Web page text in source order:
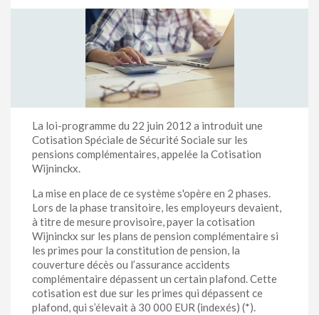
La loi-programme du 22 juin 2012 a introduit une
Cotisation Spéciale de Sécurité Sociale sur les
pensions complémentaires, appelée la Cotisation
Wijninckx.
La mise en place de ce système s'opère en 2 phases.
Lors de la phase transitoire, les employeurs devaient,
à titre de mesure provisoire, payer la cotisation
Wijninckx sur les plans de pension complémentaire si
les primes pour la constitution de pension, la
couverture décès ou l’assurance accidents
complémentaire dépassent un certain plafond. Cette
cotisation est due sur les primes qui dépassent ce
plafond, qui s’élevait à 30 000 EUR (indexés) (*).